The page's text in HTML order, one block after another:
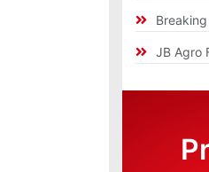
JB Agro